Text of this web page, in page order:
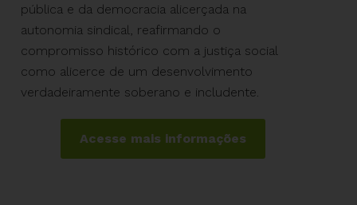
pública e da democracia alicerçada na
autonomia sindical, reafirmando o
compromisso histórico com a justiça social
como alicerce de um desenvolvimento
verdadeiramente soberano e includente.
Acesse mais informações